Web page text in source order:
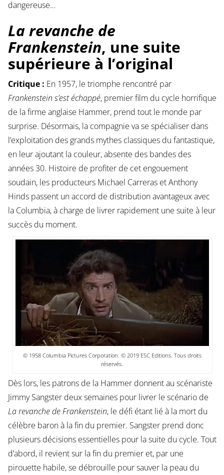
dangereuse…
La revanche de
Frankenstein, une suite
supérieure à l’original
Critique : En 1957, le triomphe rencontré par
Frankenstein s’est échappé, premier film du cycle horrifique
de la firme anglaise Hammer, prend tout le monde par
surprise. Désormais, la compagnie va se spécialiser dans
l’exploitation des grands mythes classiques du fantastique,
en leur ajoutant la couleur, absente des bandes des
années 30. Histoire de profiter de cet engouement
soudain, les producteurs Michael Carreras et Anthony
Hinds passent un accord de distribution avantageux avec
la Columbia, à charge de livrer rapidement une suite à leur
succès du moment.
© 1958 Columbia Pictures Corporation. © 2019 ESC Editions. Tous droits
réservés.
Dès lors, les patrons de la Hammer donnent au scénariste
Jimmy Sangster deux semaines pour livrer le scénario de
La revanche de Frankenstein, le défi étant lié à la mort du
célèbre baron à la fin du premier. Sangster prend donc
plusieurs décisions essentielles pour la suite du cycle. Tout
d’abord, il revient sur la fin du premier et, par une
pirouette habile, se débrouille pour sauver la peau du